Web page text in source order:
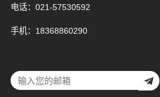
电话：021-57530592
手机：18368860290